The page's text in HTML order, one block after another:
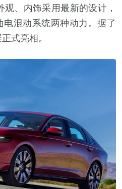
、内饰采用最新的设计，
混动系统两种动力。据了
式亮相。